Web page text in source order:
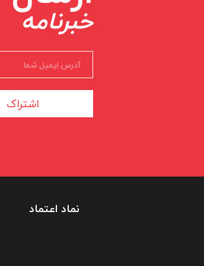
خبرنامه
اشتراک
نماد اعتماد